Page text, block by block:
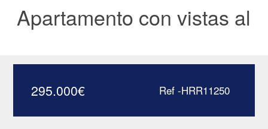
Apartamento con vistas al
295.000€ Ref -HRR11250